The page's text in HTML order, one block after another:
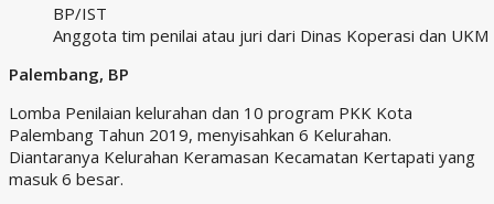
BP/IST
Anggota tim penilai atau juri dari Dinas Koperasi dan UKM
Palembang, BP
Lomba Penilaian kelurahan dan 10 program PKK Kota
Palembang Tahun 2019, menyisahkan 6 Kelurahan.
Diantaranya Kelurahan Keramasan Kecamatan Kertapati yang
masuk 6 besar.